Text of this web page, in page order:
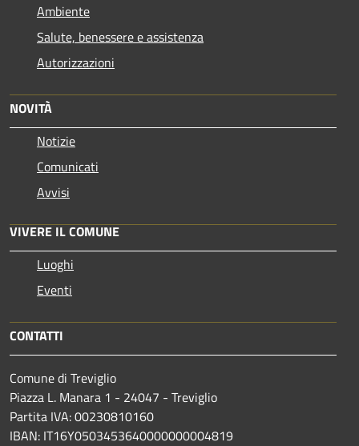
Ambiente
Salute, benessere e assistenza
Autorizzazioni
NOVITÀ
Notizie
Comunicati
Avvisi
VIVERE IL COMUNE
Luoghi
Eventi
CONTATTI
Comune di Treviglio
Piazza L. Manara 1 - 24047 - Treviglio
Partita IVA: 00230810160
IBAN: IT16Y0503453640000000004819